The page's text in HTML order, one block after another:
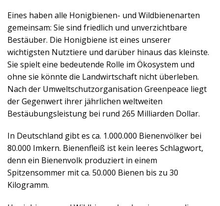
Eines haben alle Honigbienen- und Wildbienenarten
gemeinsam: Sie sind friedlich und unverzichtbare
Bestäuber. Die Honigbiene ist eines unserer
wichtigsten Nutztiere und darüber hinaus das kleinste.
Sie spielt eine bedeutende Rolle im Ökosystem und
ohne sie könnte die Landwirtschaft nicht überleben.
Nach der Umweltschutzorganisation Greenpeace liegt
der Gegenwert ihrer jährlichen weltweiten
Bestäubungsleistung bei rund 265 Milliarden Dollar.
In Deutschland gibt es ca. 1.000.000 Bienenvölker bei
80.000 Imkern. Bienenfleiß ist kein leeres Schlagwort,
denn ein Bienenvolk produziert in einem
Spitzensommer mit ca. 50.000 Bienen bis zu 30
Kilogramm.